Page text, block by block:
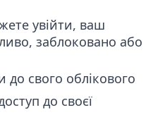
увійти, ваш
заблоковано або
до свого облікового
до своєї